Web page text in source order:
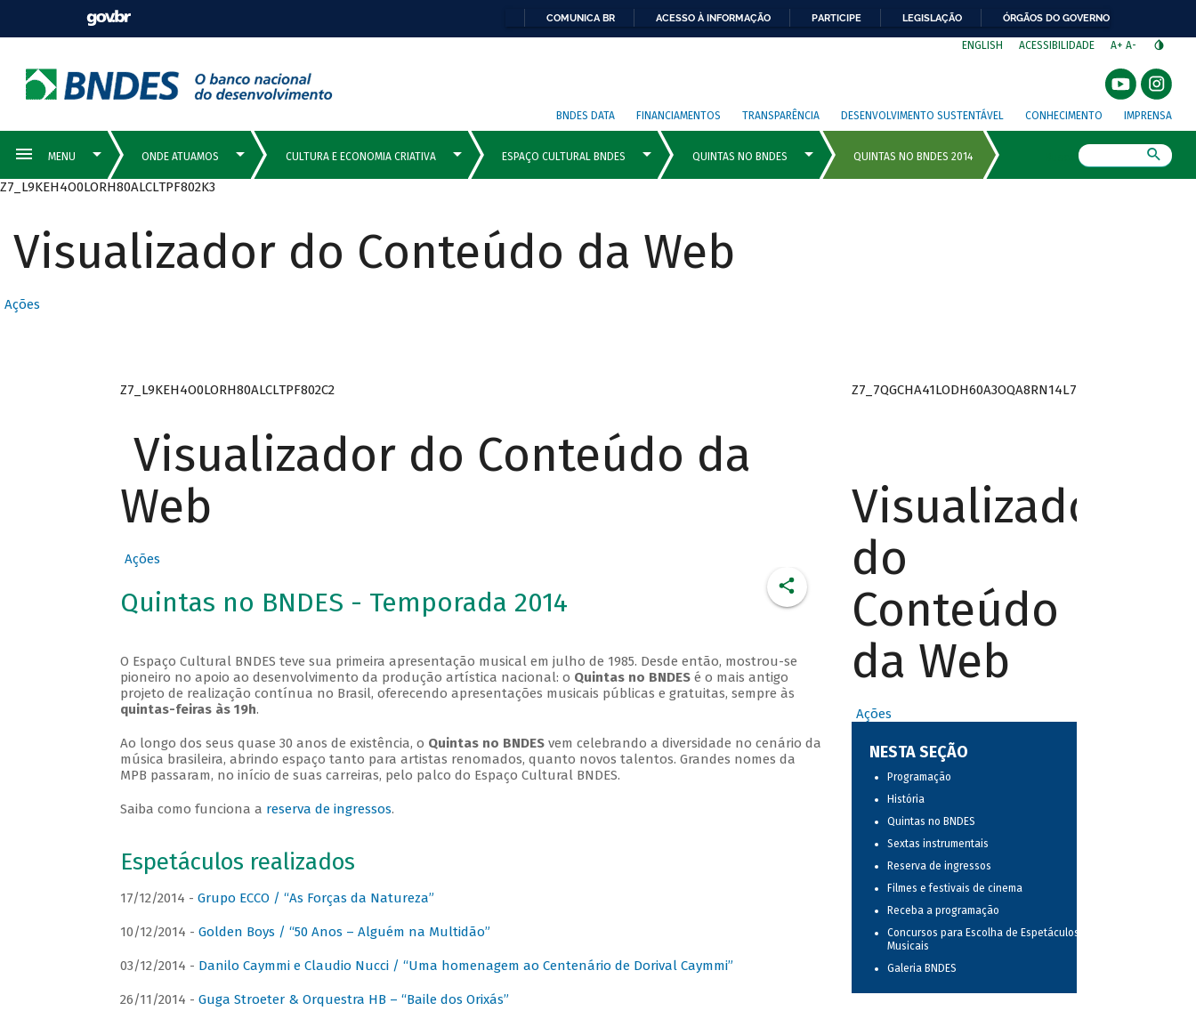
COMUNICA BR ACESSO À INFORMAÇÃO PARTICIPE LEGISLAÇÃO ÓRGÃOS DO GOVERNO
ENGLISH ACESSIBILIDADE A+ A-
BNDES DATA FINANCIAMENTOS TRANSPARÊNCIA DESENVOLVIMENTO SUSTENTÁVEL CONHECIMENTO IMPRENSA
Z7_L9KEH4O0LORH80ALCLTPF802K3
Visualizador do Conteúdo da Web
Ações
Z7_L9KEH4O0LORH80ALCLTPF802C2
Visualizador do Conteúdo da
Web
Ações
Quintas no BNDES - Temporada 2014
O Espaço Cultural BNDES teve sua primeira apresentação musical em julho de 1985. Desde então, mostrou-se
pioneiro no apoio ao desenvolvimento da produção artística nacional: o Quintas no BNDESé o mais antigo
projeto de realização contínua no Brasil, oferecendo apresentações musicais públicas e gratuitas, sempre às
quintas-feiras às 19h.
Ao longo dos seus quase 30 anos de existência, o Quintas no BNDESvem celebrando a diversidade no cenário da
música brasileira, abrindo espaço tanto para artistas renomados, quanto novos talentos. Grandes nomes da
MPB passaram, no início de suas carreiras, pelo palco do Espaço Cultural BNDES.
Saiba como funciona a reserva de ingressos.
Espetáculos realizados
17/12/2014 - Grupo ECCO / “As Forças da Natureza”
10/12/2014 - Golden Boys / “50 Anos – Alguém na Multidão”
03/12/2014 - Danilo Caymmi e Claudio Nucci / “Uma homenagem ao Centenário de Dorival Caymmi”
26/11/2014 - Guga Stroeter & Orquestra HB – “Baile dos Orixás”
Z7_7QGCHA41LODH60A3OQA8RN14L7
Visualizador
do
Conteúdo
da Web
Ações
NESTA SEÇÃO
Programação
História
Quintas no BNDES
Sextas instrumentais
Reserva de ingressos
Filmes e festivais de cinema
Receba a programação
Concursos para Escolha de Espetáculos
Musicais
Galeria BNDES